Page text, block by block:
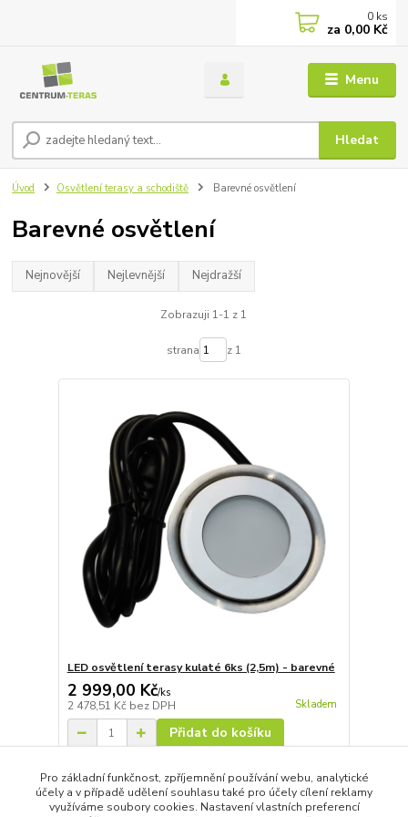
Menu
Hledat
0 ks
za 0,00 Kč
Úvod Osvětlení terasy a schodiště Barevné osvětlení
Barevné osvětlení
Nejnovější Nejlevnější Nejdražší
Zobrazuji 1-1 z 1
strana z 1
LED osvětlení terasy kulaté 6ks (2,5m) - barevné
2 999,00 Kč/ks
2 478,51 Kč bez DPH Skladem
Přidat do košíku
strana z 1
Pro základní funkčnost, zpříjemnění používání webu, analytické
účely a v případě udělení souhlasu také pro účely cílení reklamy
využíváme soubory cookies. Nastavení vlastních preferencí